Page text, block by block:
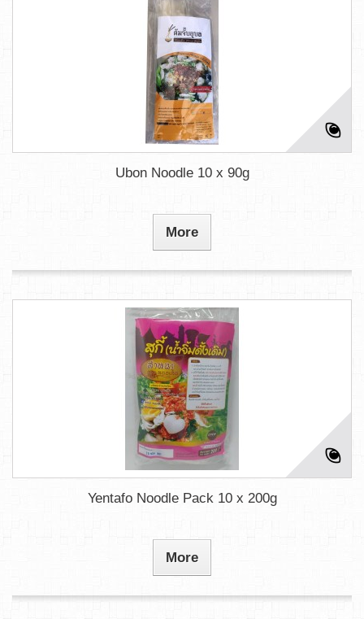
Ubon Noodle 10 x 90g
More
Yentafo Noodle Pack 10 x 200g
More